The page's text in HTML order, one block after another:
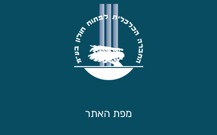
מפת האתר